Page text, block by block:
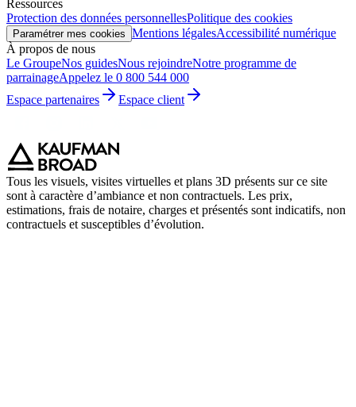
Ressources
Protection des données personnellesPolitique des cookies
Paramétrer mes cookies Mentions légalesAccessibilité numérique
À propos de nous
Le GroupeNos guidesNous rejoindreNotre programme de
parrainageAppelez le 0 800 544 000
Espace partenaires
Espace client
Tous les visuels, visites virtuelles et plans 3D présents sur ce site
sont à caractère d’ambiance et non contractuels. Les prix,
estimations, frais de notaire, charges et présentés sont indicatifs, non
contractuels et susceptibles d’évolution.